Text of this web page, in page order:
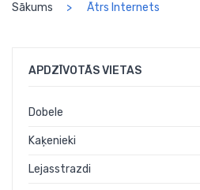
Sākums Ātrs Internets
APDZĪVOTĀS VIETAS
Dobele
Kaķenieki
Lejasstrazdi